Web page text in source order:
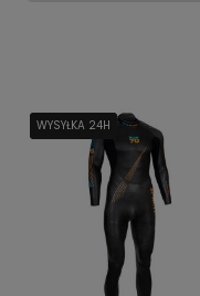
WYSYŁKA 24H
WYSYŁKA 24H
WYSYŁKA 24H